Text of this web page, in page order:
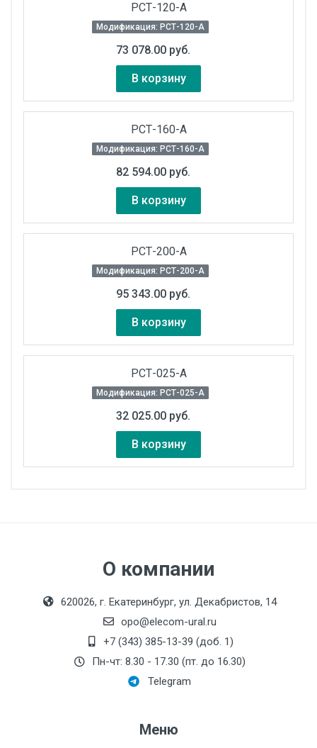
РСТ-120-А
Модификация: РСТ-120-А
73 078.00 руб.
В корзину
РСТ-160-А
Модификация: РСТ-160-А
82 594.00 руб.
В корзину
РСТ-200-А
Модификация: РСТ-200-А
95 343.00 руб.
В корзину
РСТ-025-А
Модификация: РСТ-025-А
32 025.00 руб.
В корзину
для дросселей РСО
Рабочее напряжение
для дросселей РСТ
500 В
Способ охлаждения по
ГОСТ 11677-85
С (естественное
воздушное)
РСх-ххх-А – F (155 °C)
О компании
620026, г. Екатеринбург, ул. Декабристов, 14
opo@elecom-ural.ru
+7 (343) 385-13-39 (доб. 1)
Пн-чт: 8.30 - 17.30 (пт. до 16.30)
Telegram
Меню